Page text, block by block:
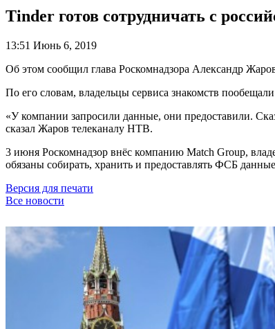
Tinder готов сотрудничать с
13:51 Июнь 6, 2019
Об этом сообщил глава Роскомнадзора Александр
По его словам, владельцы сервиса знакомств
«У компании запросили данные, они предоставили.
сказал Жаров телеканалу НТВ.
3 июня Роскомнадзор внёс компанию Match Group,
обязаны собирать, хранить и предоставлять ФСБ
Версия для печати
Все новости